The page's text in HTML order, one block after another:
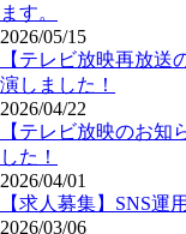
ます。
2026/05/15
【テレビ放映再放
演しました！
2026/04/22
【テレビ放映のお
した！
2026/04/01
【求人募集】SNS運
2026/03/06